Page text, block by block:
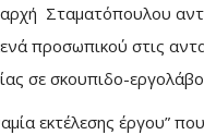
Σταματόπουλου
προσωπικού στις
σε σκουπιδο-
εκτέλεσης έργου”